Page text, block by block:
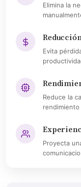
Elimina la
Evita
Reduce la
Proyecta